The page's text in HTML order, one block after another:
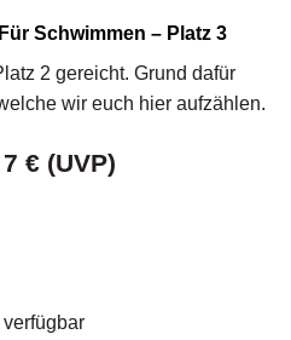
Schwimmen – Platz 3
2 gereicht. Grund dafür
wir euch hier aufzählen.
€ (UVP)